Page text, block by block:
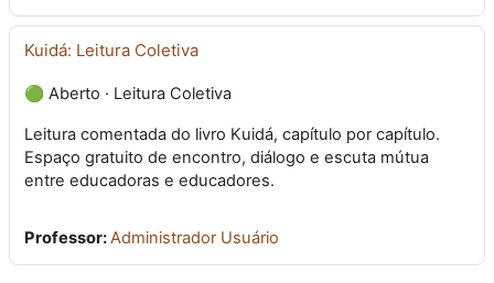
Kuidá: Leitura Coletiva
🟢 Aberto · Leitura Coletiva
Leitura comentada do livro Kuidá, capítulo por capítulo.
Espaço gratuito de encontro, diálogo e escuta mútua
entre educadoras e educadores.
Professor:Administrador Usuário